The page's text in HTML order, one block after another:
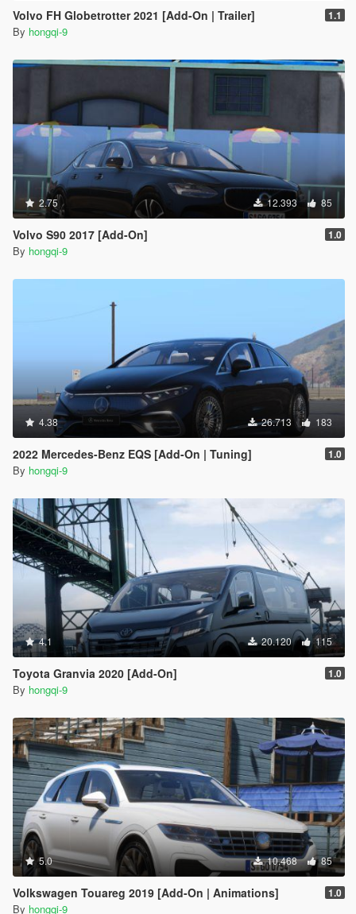
Volvo FH Globetrotter 2021 [Add-On | Trailer] 1.1
By hongqi-9
2.75 12.393 85
Volvo S90 2017 [Add-On] 1.0
By hongqi-9
4.38 26.713 183
2022 Mercedes-Benz EQS [Add-On | Tuning] 1.0
By hongqi-9
4.1 20.120 115
Toyota Granvia 2020 [Add-On] 1.0
By hongqi-9
5.0 10.468 85
Volkswagen Touareg 2019 [Add-On | Animations] 1.0
By hongqi-9